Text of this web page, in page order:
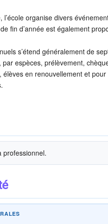
l’école organise divers
fin d’année est également
s’étend généralement de
espèces, prélèvement,
élèves en renouvellement et
professionnel.